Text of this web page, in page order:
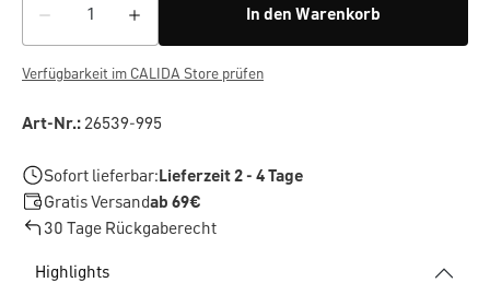
In den Warenkorb
Verfügbarkeit im CALIDA Store prüfen
Art-Nr.:26539-995
Sofort lieferbar:Lieferzeit 2 - 4 Tage
Gratis Versandab 69€
30 Tage Rückgaberecht
Highlights